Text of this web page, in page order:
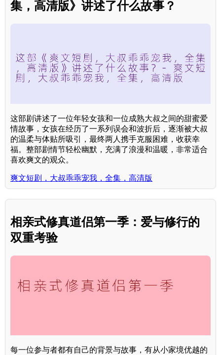
集，高清版》讲述了什么故事？
这部剧讲述了一位年轻女孩和一位成熟大叔之间的甜蜜爱
情故事，女孩在经历了一系列误会和波折后，逐渐被大叔
的温柔与体贴所吸引，最终两人携手克服困难，收获幸
福。整部剧情节轻松幽默，充满了浪漫和温暖，非常适合
喜欢爽文的观众。
爽文短剧，大叔乖乖宠我，全集，高清版
相亲式修真道侣第一季：爱与修行的
双重考验
每一位参与者都有自己的背景与故事，有从小家境优越的